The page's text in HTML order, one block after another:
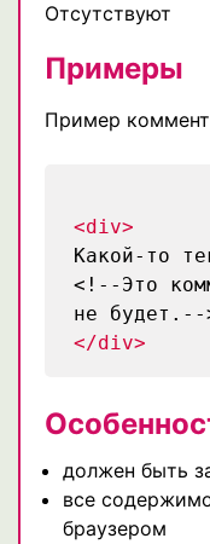
Отсутствуют
Примеры
Пример
<div>
Какой-то
<!--Это
не будет.--
</div>
должен быть
все
браузером